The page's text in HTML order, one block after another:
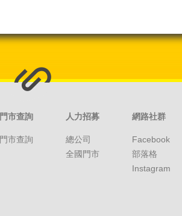
門市查詢
門市查詢
人力招募
總公司
全國門市
網路社群
Facebook
部落格
Instagram